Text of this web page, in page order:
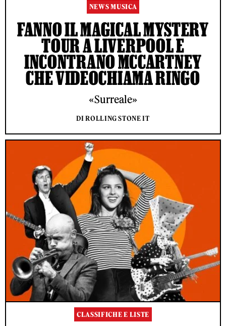
NEWS MUSICA
FANNO IL MAGICAL MYSTERY
TOUR A LIVERPOOL E
INCONTRANO MCCARTNEY
CHE VIDEOCHIAMA RINGO
«Surreale»
DI ROLLING STONE IT
CLASSIFICHE E LISTE